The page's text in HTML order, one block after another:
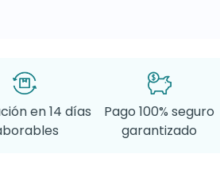
en 14 días
Pago 100% seguro
garantizado